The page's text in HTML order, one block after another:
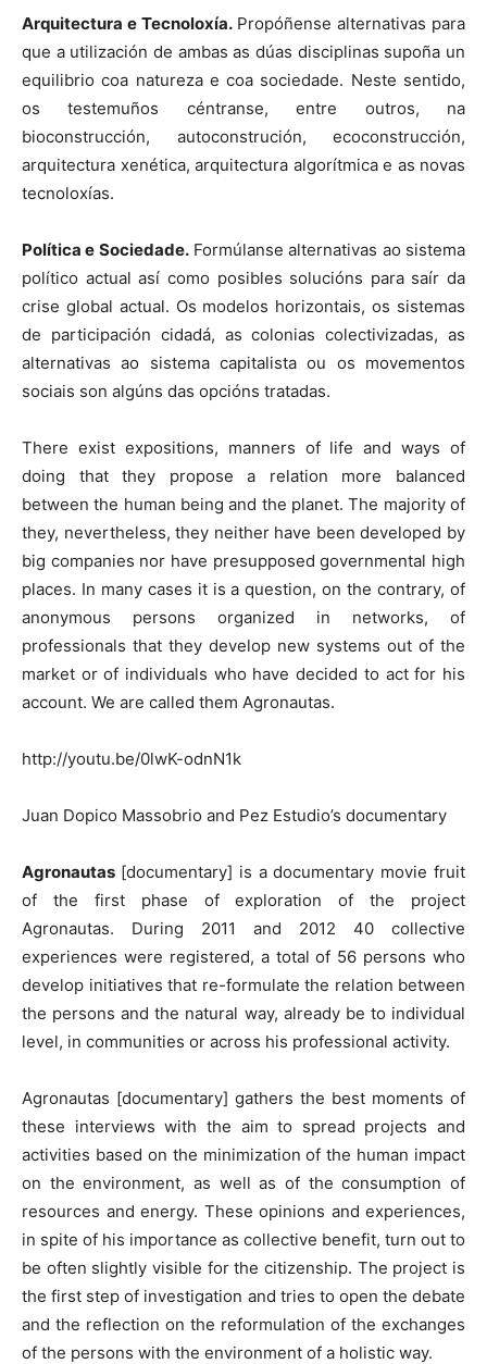
Arquitectura e Tecnoloxía.Propóñense alternativas para
que a utilización de ambas as dúas disciplinas supoña un
equilibrio coa natureza e coa sociedade. Neste sentido,
os testemuños céntranse, entre outros, na
bioconstrucción, autoconstrución, ecoconstrucción,
arquitectura xenética, arquitectura algorítmica e as novas
tecnoloxías.
Política e Sociedade.Formúlanse alternativas ao sistema
político actual así como posibles solucións para saír da
crise global actual. Os modelos horizontais, os sistemas
de participación cidadá, as colonias colectivizadas, as
alternativas ao sistema capitalista ou os movementos
sociais son algúns das opcións tratadas.
There exist expositions, manners of life and ways of
doing that they propose a relation more balanced
between the human being and the planet. The majority of
they, nevertheless, they neither have been developed by
big companies nor have presupposed governmental high
places. In many cases it is a question, on the contrary, of
anonymous persons organized in networks, of
professionals that they develop new systems out of the
market or of individuals who have decided to act for his
account. We are called them Agronautas.
http://youtu.be/0lwK-odnN1k
Juan Dopico Massobrio and Pez Estudio’s documentary
Agronautas [documentary] is a documentary movie fruit
of the first phase of exploration of the project
Agronautas. During 2011 and 2012 40 collective
experiences were registered, a total of 56 persons who
develop initiatives that re-formulate the relation between
the persons and the natural way, already be to individual
level, in communities or across his professional activity.
Agronautas [documentary] gathers the best moments of
these interviews with the aim to spread projects and
activities based on the minimization of the human impact
on the environment, as well as of the consumption of
resources and energy. These opinions and experiences,
in spite of his importance as collective benefit, turn out to
be often slightly visible for the citizenship. The project is
the first step of investigation and tries to open the debate
and the reflection on the reformulation of the exchanges
of the persons with the environment of a holistic way.